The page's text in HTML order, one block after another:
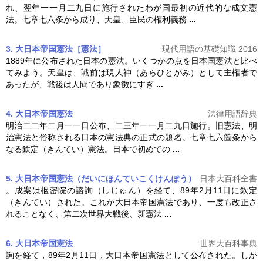
れ、翌年一一月二九日に施行されたわが国最初の近代的な成文憲
法。七章七六条から成り、天皇、臣民の権利義務 ...
3. 大日本帝国憲法［憲法］
現代用語の基礎知識 2016
1889年に公布された日本の憲法。いくつかの点を日本国憲法と比べ
てみよう。天皇は、戦前は現人神（あらひとがみ）として主権者で
あったが、戦後は人間であり象徴にすぎ ...
4. 大日本帝国憲法
法律用語辞典
明治二二年二月一一日公布、二三年一一月二九日施行。旧憲法、明
治憲法と俗称される日本の憲法典の正式の題名。七章七六箇条から
なる欽定（きんてい）憲法。日本で初めての ...
5. 大日本帝国憲法（だいにほんていこくけんぽう）
日本大百科全書
。成案は枢密院の諮詢（しじゅん）を経て、89年2月11日に欽定
（きんてい）された。これが大日本帝国憲法であり、一度も改正さ
れることなく、第二次世界大戦後、新憲法 ...
6. 大日本帝国憲法
世界大百科事典
詢を経て，89年2月11日， 大日本帝国憲法として公布された。しか